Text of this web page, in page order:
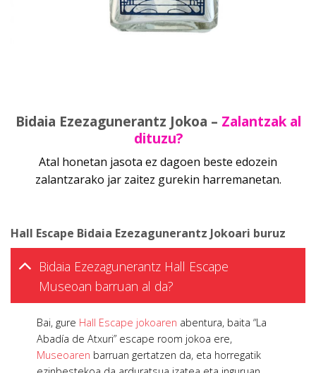
Bidaia Ezezagunerantz Jokoa – Zalantzak al
dituzu?
Atal honetan jasota ez dagoen beste edozein
zalantzarako jar zaitez gurekin harremanetan.
Hall Escape Bidaia Ezezagunerantz Jokoari buruz
Bidaia Ezezagunerantz Hall Escape
Museoan barruan al da?
Bai, gure Hall Escape jokoaren abentura, baita “La
Abadía de Atxuri” escape room jokoa ere,
Museoaren barruan gertatzen da, eta horregatik